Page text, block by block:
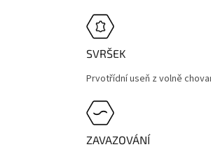
SVRŠEK
Prvotřídní useň z volně
ZAVAZOVÁNÍ